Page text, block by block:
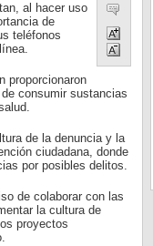
al hacer uso
de
teléfonos
proporcionaron
consumir sustancias
de la denuncia y la
ciudadana, donde
por posibles delitos.
de colaborar con las
la cultura de
proyectos